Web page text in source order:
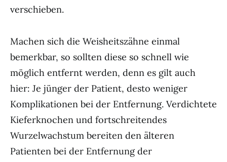
verschieben.
Machen sich die Weisheitszähne einmal
bemerkbar, so sollten diese so schnell wie
möglich entfernt werden, denn es gilt auch
hier: Je jünger der Patient, desto weniger
Komplikationen bei der Entfernung. Verdichtete
Kieferknochen und fortschreitendes
Wurzelwachstum bereiten den älteren
Patienten bei der Entfernung der